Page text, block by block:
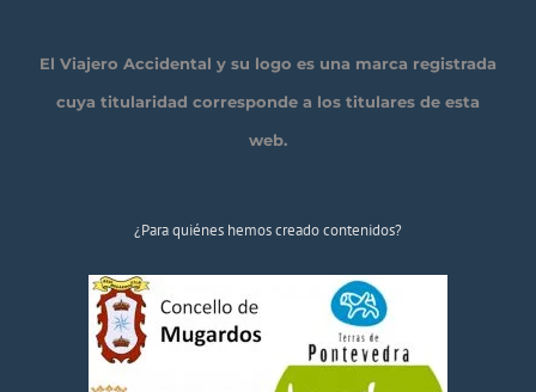
El Viajero Accidental y su logo es una marca registrada
cuya titularidad corresponde a los titulares de esta
web.
¿Para quiénes hemos creado contenidos?